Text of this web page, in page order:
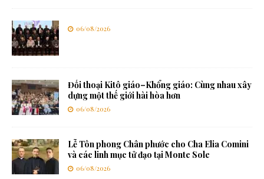
06/08/2026
Đối thoại Kitô giáo–Khổng giáo: Cùng nhau xây
dựng một thế giới hài hòa hơn
06/08/2026
Lễ Tôn phong Chân phước cho Cha Elia Comini
và các linh mục tử đạo tại Monte Sole
06/08/2026